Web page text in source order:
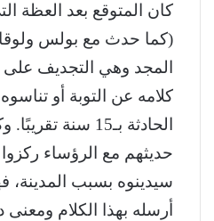
كان المتوقع بعد العظة
(كما حدث مع بولس ولوقا
المجد وهي التجديف على
كلامه عن التوبة أو تناسوه (9). وفي
الحادثة بـ15
حديثهم مع الرؤساء
سيدينوه بسبب المدينة، فهم يهتمون
أرسله بهذا الكلام